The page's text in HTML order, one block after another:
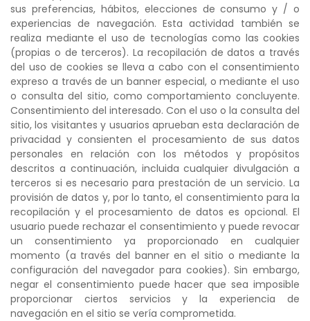
sus preferencias, hábitos, elecciones de consumo y / o
experiencias de navegación. Esta actividad también se
realiza mediante el uso de tecnologías como las cookies
(propias o de terceros). La recopilación de datos a través
del uso de cookies se lleva a cabo con el consentimiento
expreso a través de un banner especial, o mediante el uso
o consulta del sitio, como comportamiento concluyente.
Consentimiento del interesado. Con el uso o la consulta del
sitio, los visitantes y usuarios aprueban esta declaración de
privacidad y consienten el procesamiento de sus datos
personales en relación con los métodos y propósitos
descritos a continuación, incluida cualquier divulgación a
terceros si es necesario para prestación de un servicio. La
provisión de datos y, por lo tanto, el consentimiento para la
recopilación y el procesamiento de datos es opcional. El
usuario puede rechazar el consentimiento y puede revocar
un consentimiento ya proporcionado en cualquier
momento (a través del banner en el sitio o mediante la
configuración del navegador para cookies). Sin embargo,
negar el consentimiento puede hacer que sea imposible
proporcionar ciertos servicios y la experiencia de
navegación en el sitio se vería comprometida.